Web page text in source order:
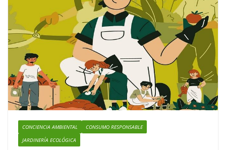
CONCIENCIA AMBIENTAL
CONSUMO RESPONSABLE
JARDINERÍA ECOLÓGICA